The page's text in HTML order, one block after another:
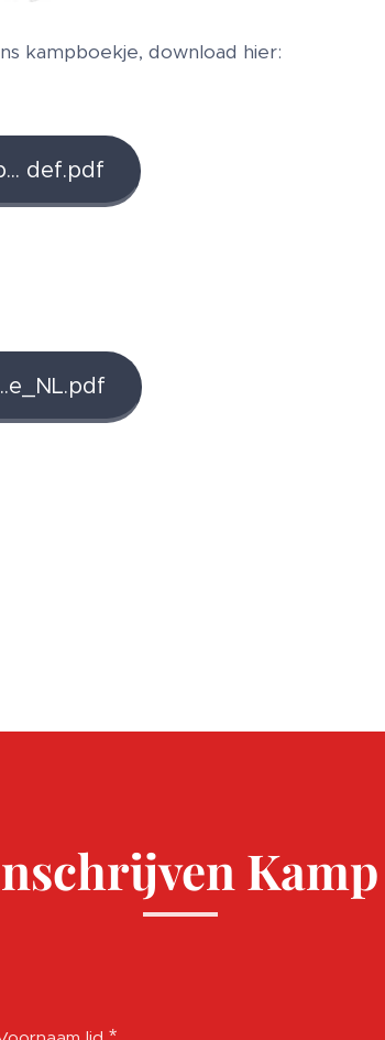
kampboekje, download hier:
def.pdf
Kamp